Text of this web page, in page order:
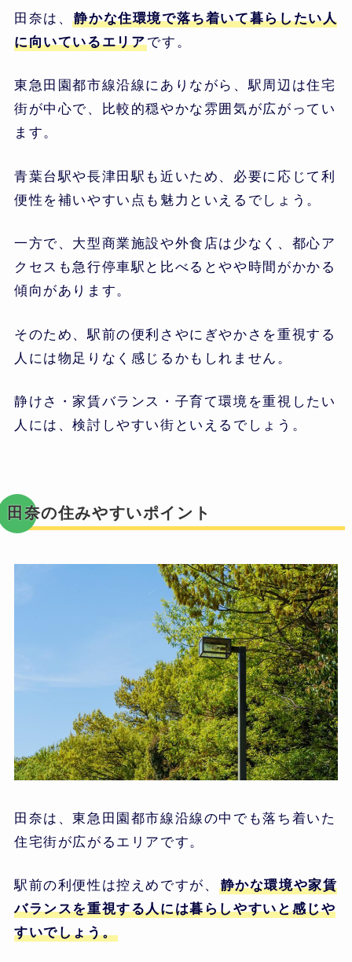
田奈は、静かな住環境で落ち着いて暮らしたい人
に向いているエリアです。
東急田園都市線沿線にありながら、駅周辺は住宅
街が中心で、比較的穏やかな雰囲気が広がってい
ます。
青葉台駅や長津田駅も近いため、必要に応じて利
便性を補いやすい点も魅力といえるでしょう。
一方で、大型商業施設や外食店は少なく、都心ア
クセスも急行停車駅と比べるとやや時間がかかる
傾向があります。
そのため、駅前の便利さやにぎやかさを重視する
人には物足りなく感じるかもしれません。
静けさ・家賃バランス・子育て環境を重視したい
人には、検討しやすい街といえるでしょう。
田奈の住みやすいポイント
田奈は、東急田園都市線沿線の中でも落ち着いた
住宅街が広がるエリアです。
駅前の利便性は控えめですが、
静かな環境や家賃
バランスを重視する人には暮らしやすいと感じや
すいでしょう。